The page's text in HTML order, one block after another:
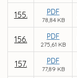
155. PDF
78,84 KB
156. PDF
275,61 KB
157. PDF
77,89 KB